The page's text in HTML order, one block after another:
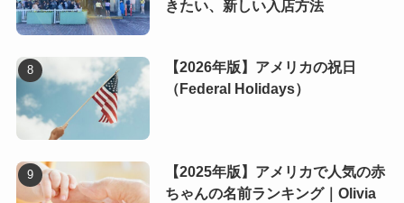
きたい、新しい入店方法
【2026年版】アメリカの祝日
（Federal Holidays）
【2025年版】アメリカで人気の赤
ちゃんの名前ランキング｜Olivia